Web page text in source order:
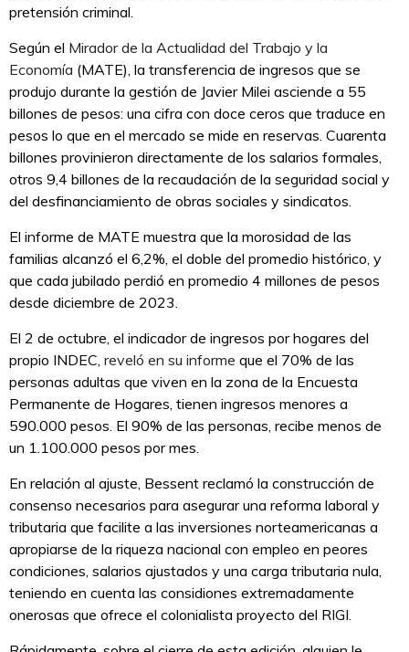
pretensión criminal.
Según el Mirador de la Actualidad del Trabajo y la
Economía (MATE), la transferencia de ingresos que se
produjo durante la gestión de Javier Milei asciende a 55
billones de pesos: una cifra con doce ceros que traduce en
pesos lo que en el mercado se mide en reservas. Cuarenta
billones provinieron directamente de los salarios formales,
otros 9,4 billones de la recaudación de la seguridad social y
del desfinanciamiento de obras sociales y sindicatos.
El informe de MATE muestra que la morosidad de las
familias alcanzó el 6,2%, el doble del promedio histórico, y
que cada jubilado perdió en promedio 4 millones de pesos
desde diciembre de 2023.
El 2 de octubre, el indicador de ingresos por hogares del
propio INDEC, reveló en su informe que el 70% de las
personas adultas que viven en la zona de la Encuesta
Permanente de Hogares, tienen ingresos menores a
590.000 pesos. El 90% de las personas, recibe menos de
un 1.100.000 pesos por mes.
En relación al ajuste, Bessent reclamó la construcción de
consenso necesarios para asegurar una reforma laboral y
tributaria que facilite a las inversiones norteamericanas a
apropiarse de la riqueza nacional con empleo en peores
condiciones, salarios ajustados y una carga tributaria nula,
teniendo en cuenta las considiones extremadamente
onerosas que ofrece el colonialista proyecto del RIGI.